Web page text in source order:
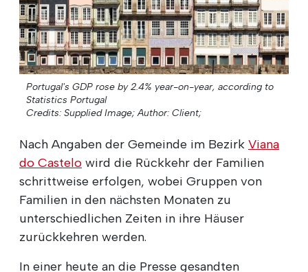
Portugal's GDP rose by 2.4% year-on-year, according to
Statistics Portugal
Credits: Supplied Image; Author: Client;
Nach Angaben der Gemeinde im Bezirk Viana
do Castelo wird die Rückkehr der Familien
schrittweise erfolgen, wobei Gruppen von
Familien in den nächsten Monaten zu
unterschiedlichen Zeiten in ihre Häuser
zurückkehren werden.
In einer heute an die Presse gesandten